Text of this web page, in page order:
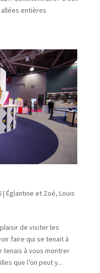
entières
| Églantine et Zoé, Louis
plaisir de visiter les
faire qui se tenait à
tenais à vous montrer
que l’on peut y...